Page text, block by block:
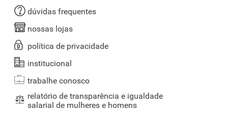
dúvidas frequentes
nossas lojas
política de privacidade
institucional
trabalhe conosco
relatório de transparência e igualdade
salarial de mulheres e homens